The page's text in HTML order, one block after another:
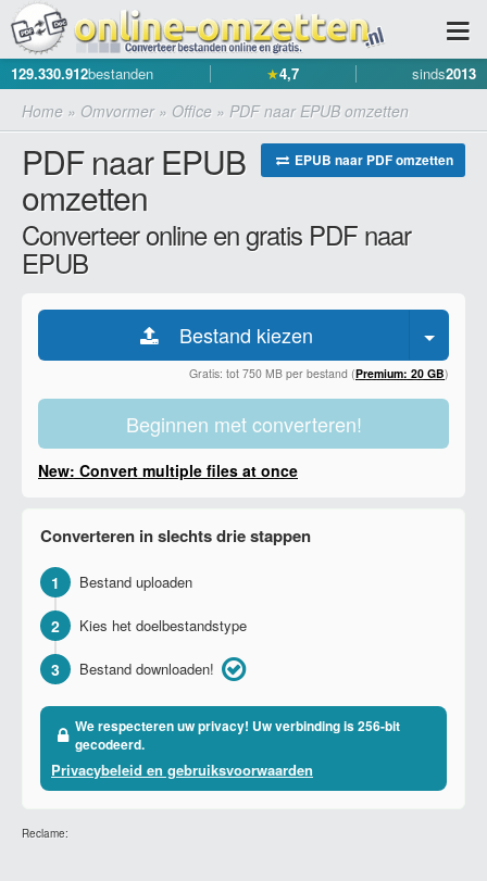
129.330.912bestanden ★4,7 sinds2013
Home » Omvormer» Office » PDF naar EPUB omzetten
EPUB naar PDF omzetten
PDF naar EPUB
omzetten
Converteer online en gratis PDF naar
EPUB
Bestand kiezen
Gratis: tot 750 MB per bestand (Premium: 20 GB)
Beginnen met converteren!
New: Convert multiple files at once
Converteren in slechts drie stappen
1 Bestand uploaden
2 Kies het doelbestandstype
3 Bestand downloaden!
We respecteren uw privacy! Uw verbinding is 256-bit
gecodeerd.
Privacybeleid en gebruiksvoorwaarden
Reclame: